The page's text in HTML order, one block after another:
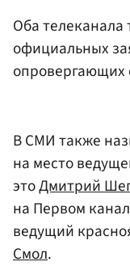
Оба телеканала
официальных
опровергающих
В СМИ также
на место
этоДмитрий
на Первом
ведущий
Смол.